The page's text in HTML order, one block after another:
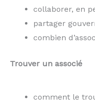
collaborer, en
partager
combien
Trouver un associé
comment le